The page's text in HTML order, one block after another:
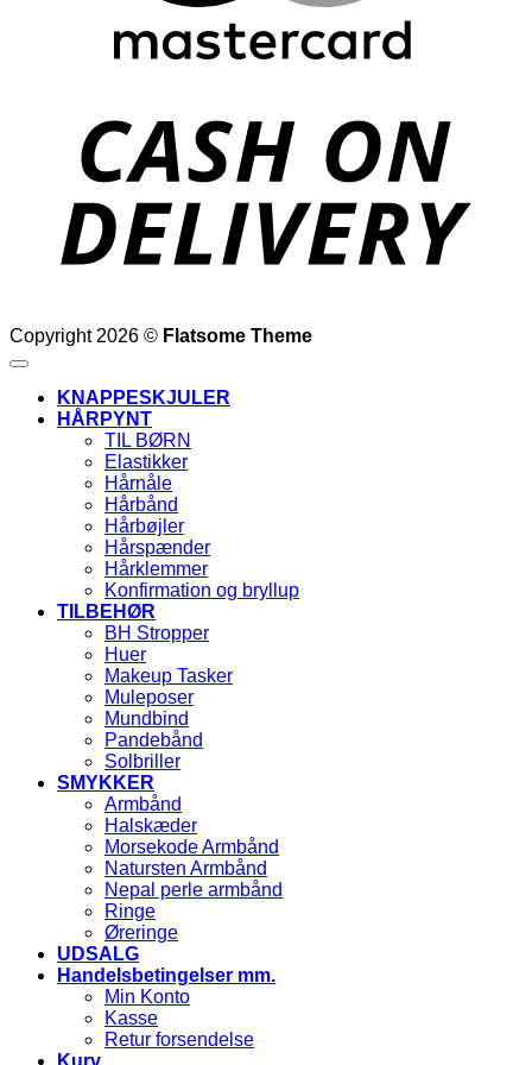
Copyright 2026 © Flatsome Theme
KNAPPESKJULER
HÅRPYNT
TIL BØRN
Elastikker
Hårnåle
Hårbånd
Hårbøjler
Hårspænder
Hårklemmer
Konfirmation og bryllup
TILBEHØR
BH Stropper
Huer
Makeup Tasker
Muleposer
Mundbind
Pandebånd
Solbriller
SMYKKER
Armbånd
Halskæder
Morsekode Armbånd
Natursten Armbånd
Nepal perle armbånd
Ringe
Øreringe
UDSALG
Handelsbetingelser mm.
Min Konto
Kasse
Retur forsendelse
Kurv